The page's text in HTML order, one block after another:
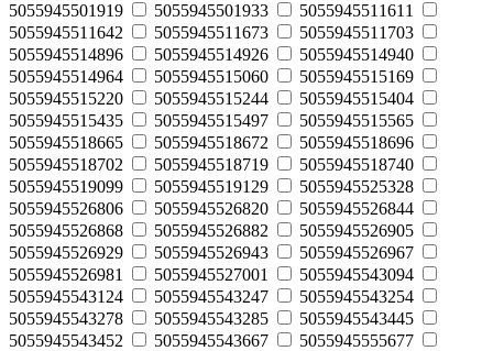
5055945501919
5055945501933
5055945511611
5055945511642
5055945511673
5055945511703
5055945514896
5055945514926
5055945514940
5055945514964
5055945515060
5055945515169
5055945515220
5055945515244
5055945515404
5055945515435
5055945515497
5055945515565
5055945518665
5055945518672
5055945518696
5055945518702
5055945518719
5055945518740
5055945519099
5055945519129
5055945525328
5055945526806
5055945526820
5055945526844
5055945526868
5055945526882
5055945526905
5055945526929
5055945526943
5055945526967
5055945526981
5055945527001
5055945543094
5055945543124
5055945543247
5055945543254
5055945543278
5055945543285
5055945543445
5055945543452
5055945543667
5055945555677